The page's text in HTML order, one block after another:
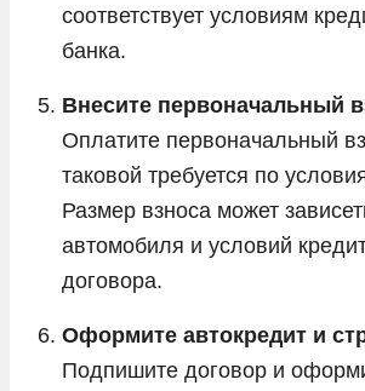
соответствует условиям
банка.
Внесите первоначальный
Оплатите первоначальный
таковой требуется по
Размер взноса может
автомобиля и условий
договора.
Оформите автокредит и
Подпишите договор и